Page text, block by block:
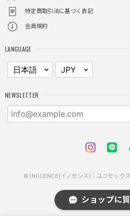
身体のラインに沿って着れるため、
る。特に腕周りがいい感じ。
2025/11/28
特定商取引法に基づく表記
会員規約
LANGUAGE
NEWSLETTER
© INOCENCE(イノセンス)｜ユニセック
ショップに